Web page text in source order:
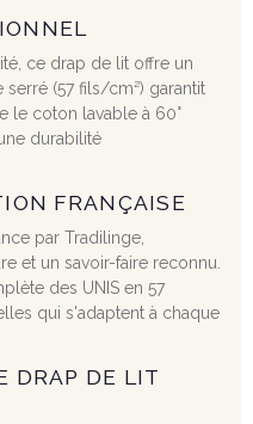
ce drap de lit offre un
(57 fils/cm²) garantit
le coton lavable à 60°
durabilité
FRANÇAISE
par Tradilinge,
et un savoir-faire reconnu.
des UNIS en 57
qui s'adaptent à chaque
DRAP DE LIT